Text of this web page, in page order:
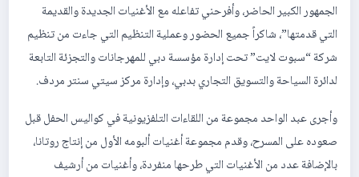
الجمهور الكبير الحاضر، وأفرحني تفاعله مع الأغنيات الجديدة والقديمة
التي قدمتها”، شاكراً جميع الحضور وعملية التنظيم التي جاءت من تنظيم
شركة “سبوت لايت” تحت إدارة مؤسسة دبي للمهرجانات والتجزئة التابعة
لدائرة السياحة والتسويق التجاري بدبي، وإدارة مركز سيتي سنتر مردف.
وأجرى عبد الواحد مجموعة من اللقاءات التلفزيونية في كواليس الحفل قبل
صعوده على المسرح، وقدم مجموعة أغنيات ألبومه الأول من إنتاج روتانا،
بالإضافة عدد من الأغنيات التي طرحها منفردة، وأغنيات من أرشيف